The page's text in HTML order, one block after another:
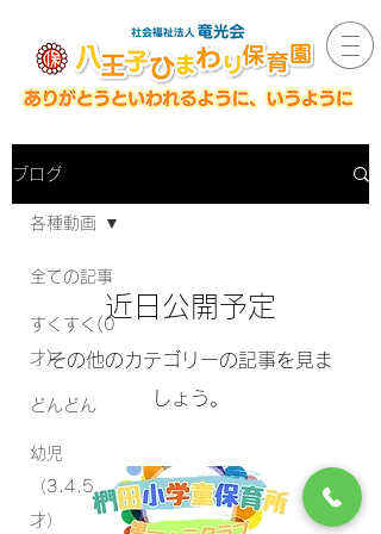
ブログ
全ての記事
すくすく(0
才)
どんどん
幼児
（3.4.5
才）
各種動画
近日公開予定
その他のカテゴリーの記事を見ま
しょう。